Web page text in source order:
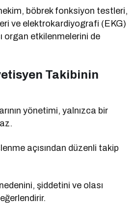
böbrek fonksiyon testleri,
ve elektrokardiyografi (EKG)
organ etkilenmelerini de
Takibinin
yönetimi, yalnızca bir
açısından düzenli takip
şiddetini ve olası